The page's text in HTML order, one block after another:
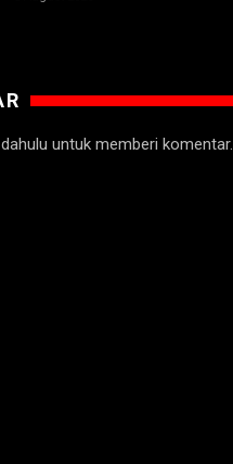
untuk memberi komentar.